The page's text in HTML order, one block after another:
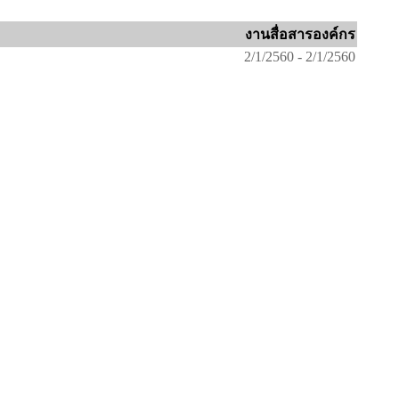
งานสื่อสารองค์กร
2/1/2560 - 2/1/2560